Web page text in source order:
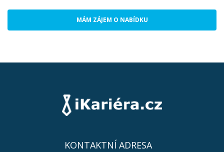
MÁM ZÁJEM O NABÍDKU
KONTAKTNÍ ADRESA